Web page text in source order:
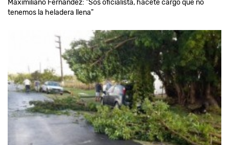
Maximiliano Fernández: "Sos oficialista, hacete cargo que no
tenemos la heladera llena"